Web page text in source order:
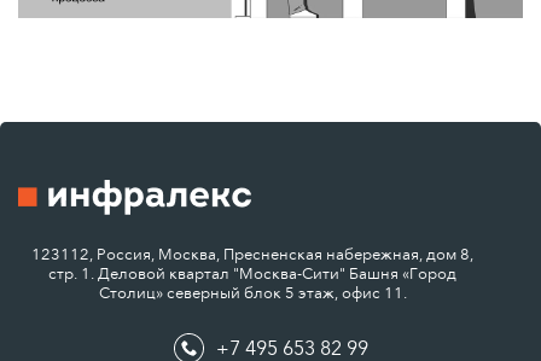
123112, Россия, Москва, Пресненская набережная, дом 8,
стр. 1. Деловой квартал "Москва-Сити" Башня «Город
Столиц» северный блок 5 этаж, офис 11.
+7 495 653 82 99